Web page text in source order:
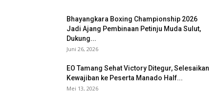
Bhayangkara Boxing Championship 2026
Jadi Ajang Pembinaan Petinju Muda Sulut,
Dukung...
Juni 26, 2026
EO Tamang Sehat Victory Ditegur, Selesaikan
Kewajiban ke Peserta Manado Half...
Mei 13, 2026